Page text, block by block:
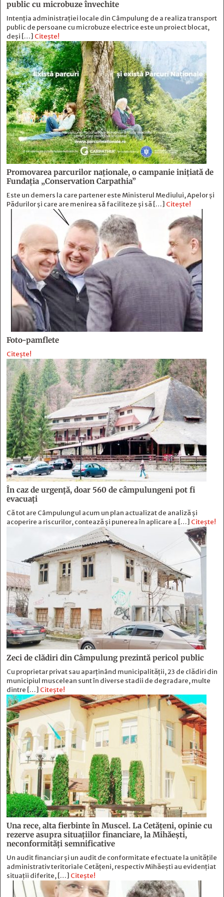
public cu microbuze învechite
Intenția administrației locale din Câmpulung de a realiza transport
public de persoane cu microbuze electrice este un proiect blocat,
deși […] Citește!
Promovarea parcurilor naționale, o campanie inițiată de
Fundația „Conservation Carpathia”
Este un demers la care partener este Ministerul Mediului, Apelor și
Pădurilor și care are menirea să faciliteze și să […] Citește!
Foto-pamflete
Citește!
În caz de urgență, doar 560 de câmpulungeni pot fi
evacuați
Că tot are Câmpulungul acum un plan actualizat de analiză și
acoperire a riscurilor, contează și punerea în aplicare a […] Citește!
Zeci de clădiri din Câmpulung prezintă pericol public
Cu proprietar privat sau aparținând municipalității, 23 de clădiri din
municipiul muscelean sunt în diverse stadii de degradare, multe
dintre […] Citește!
Una rece, alta fierbinte în Muscel. La Cetăţeni, opinie cu
rezerve asupra situaţiilor financiare, la Mihăeşti,
neconformităţi semnificative
Un audit financiar și un audit de conformitate efectuate la unitățile
administrativ teritoriale Cetățeni, respectiv Mihăești au evidențiat
situații diferite, […] Citește!